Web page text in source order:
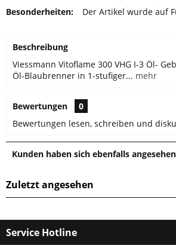
Besonderheiten:
Der Artikel wurde auf
Beschreibung
Viessmann Vitoflame 300 VHG I-3 Öl-
Öl-Blaubrenner in 1-stufiger... mehr
Bewertungen
0
Bewertungen lesen, schreiben und
Kunden haben sich ebenfalls angesehen
Zuletzt angesehen
Service Hotline